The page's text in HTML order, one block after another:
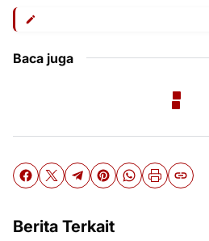
Baca juga
Berita Terkait